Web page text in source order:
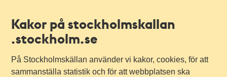
Kakor på stockholmskallan
.stockholm.se
På Stockholmskällan använder vi kakor, cookies, för att
sammanställa statistik och för att webbplatsen ska